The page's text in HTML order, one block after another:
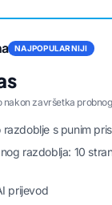
NAJPOPULARNIJI
nakon završetka
s punim
razdoblja: 10
prijevod